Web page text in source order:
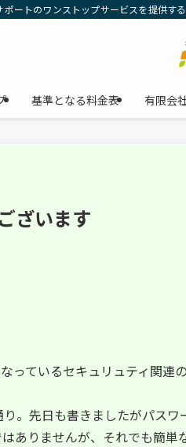
ートのワンストップサービスを提供
基準となる料金表 有限会
ざいます
っているセキュリュティ関連
。先日も書きましたがパス
ありませんが、それでも簡